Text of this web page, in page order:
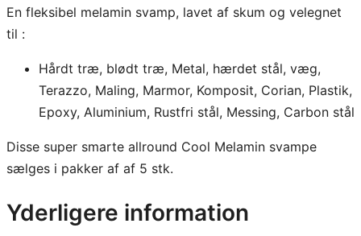
En fleksibel melamin svamp, lavet af skum og velegnet
til :
Hårdt træ, blødt træ, Metal, hærdet stål, væg,
Terazzo, Maling, Marmor, Komposit, Corian, Plastik,
Epoxy, Aluminium, Rustfri stål, Messing, Carbon stål
Disse super smarte allround Cool Melamin svampe
sælges i pakker af af 5 stk.
Yderligere information